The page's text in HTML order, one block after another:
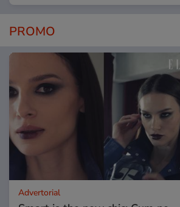
PROMO
Advertorial